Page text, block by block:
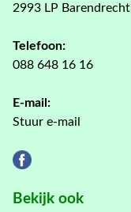
2993 LP Barendrecht
Telefoon:
088 648 16 16
E-mail:
Stuur e-mail
Bekijk ook